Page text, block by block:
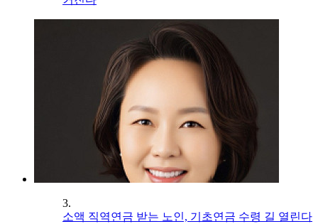
3.
소액 직역연금 받는 노인, 기초연금 수령 길 열린다